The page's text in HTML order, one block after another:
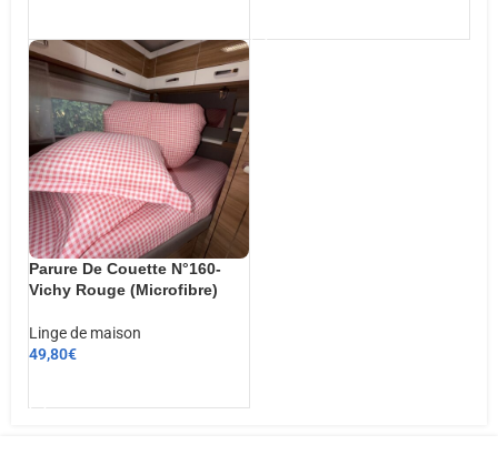
Parure De Couette N°160-
Vichy Rouge (Microfibre)
Linge de maison
49,80€